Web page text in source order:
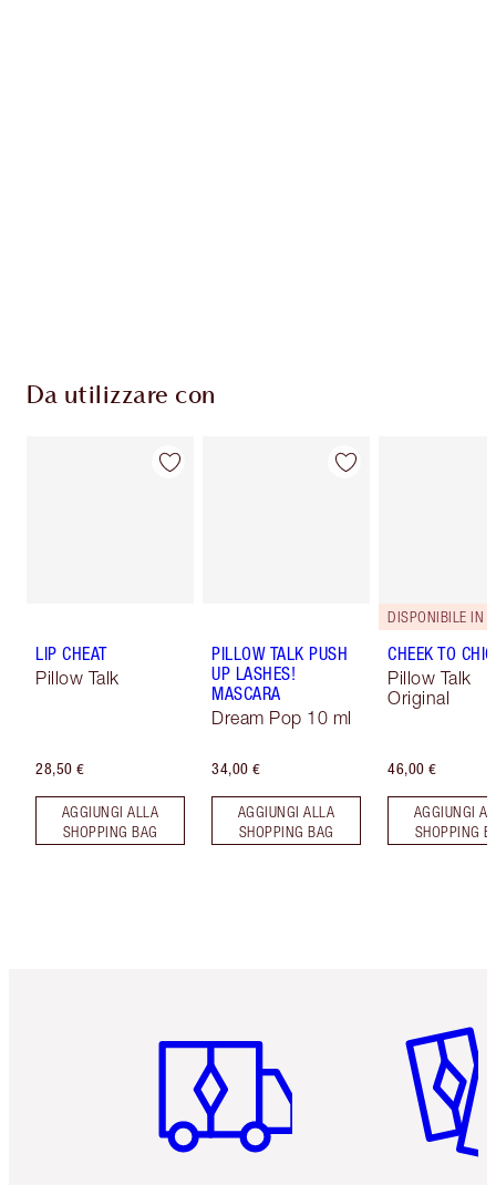
Da utilizzare con
LIP CHEAT
Pillow Talk
28,50 €
AGGIUNGI ALLA
SHOPPING BAG
PILLOW TALK PUSH
UP LASHES!
MASCARA
Dream Pop 10 ml
34,00 €
AGGIUNGI ALLA
SHOPPING BAG
CHEEK TO CHIC
Pillow Talk
Original
46,00 €
AGGIUNGI
SHOPPING